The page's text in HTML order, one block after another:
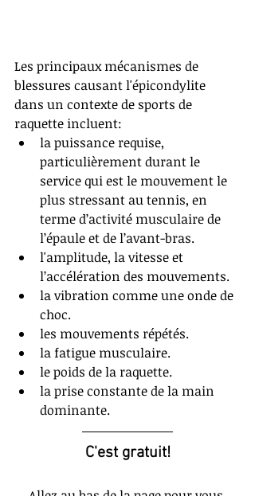
Les principaux mécanismes de
blessures causant l'épicondylite
dans un contexte de sports de
raquette incluent:
la puissance requise,
particulièrement durant le
service qui est le mouvement le
plus stressant au tennis, en
terme d’activité musculaire de
l’épaule et de l’avant-bras.
l'amplitude, la vitesse et
l’accélération des mouvements.
la vibration comme une onde de
choc.
les mouvements répétés.
la fatigue musculaire.
le poids de la raquette.
la prise constante de la main
dominante.
C'est gratuit!